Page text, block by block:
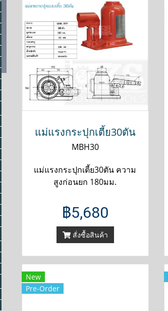
แม่แรงกระปุกเตี้ย30ตัน
MBH30
แม่แรงกระปุกเตี้ย30ตัน ความ
สูงก่อนยก 180มม.
฿5,680
สั่งซื้อสินค้า
New
Pre-Order